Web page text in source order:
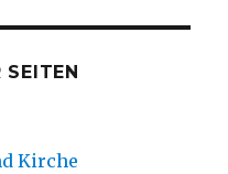
SEITEN
Kirche